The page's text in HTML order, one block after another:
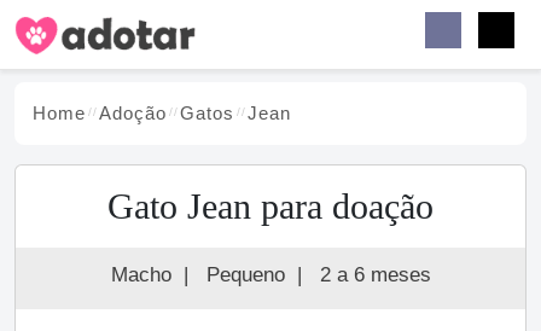
Home Adoção Gatos Jean
Gato Jean para doação
Macho | Pequeno | 2 a 6 meses